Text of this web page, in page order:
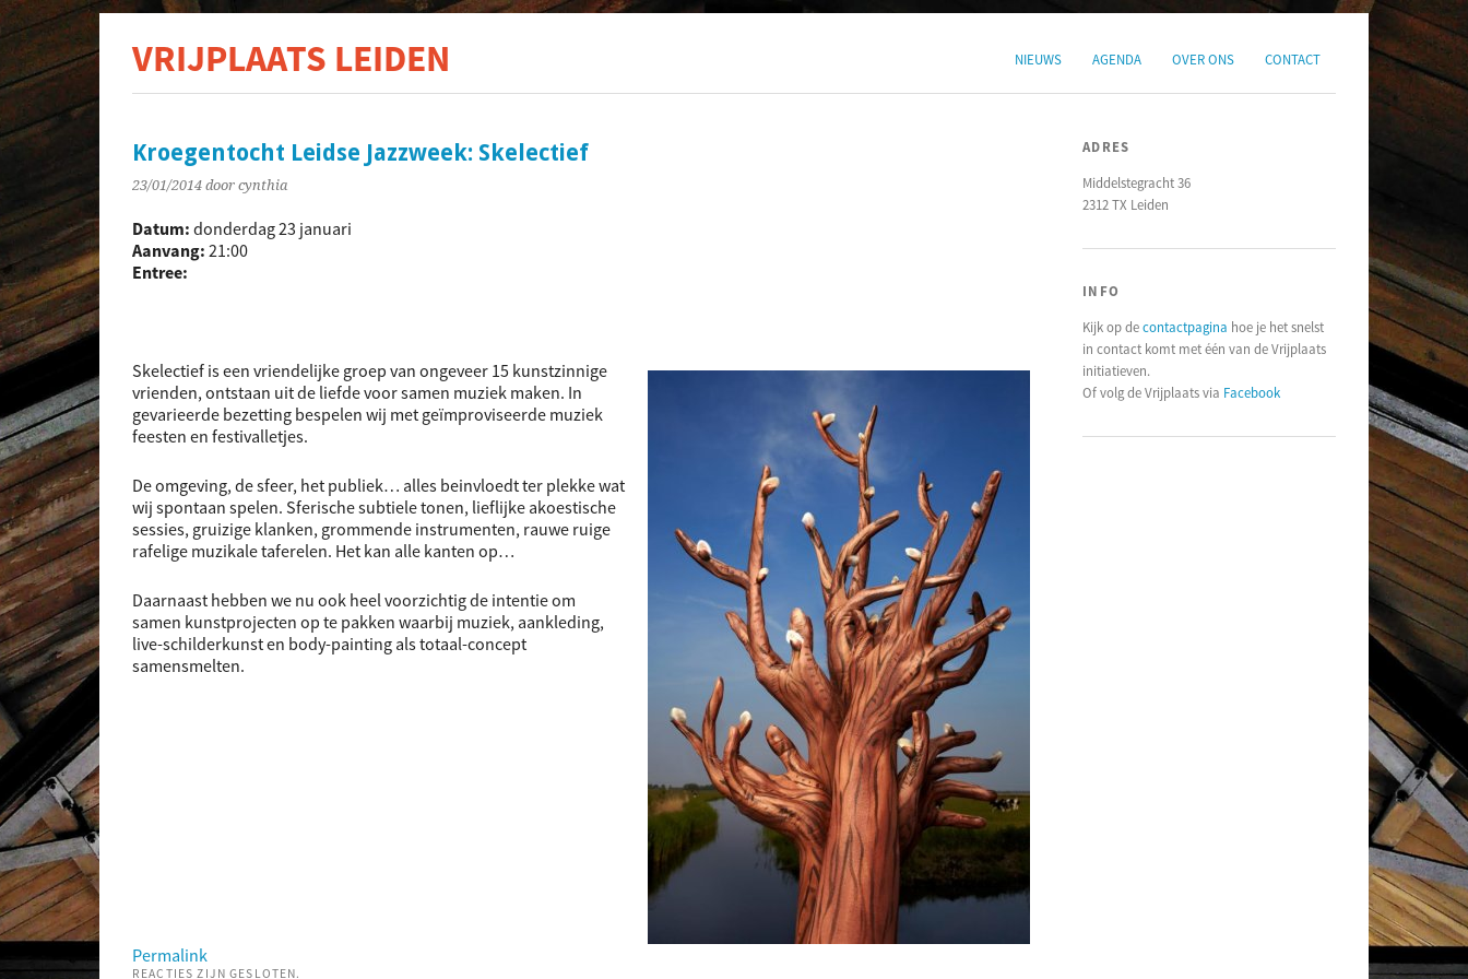
NIEUWS AGENDA OVER ONS CONTACT
VRIJPLAATS LEIDEN
Kroegentocht Leidse Jazzweek: Skelectief
23/01/2014 door cynthia
Datum: donderdag 23 januari
Aanvang: 21:00
Entree:
Skelectief is een vriendelijke groep van ongeveer 15 kunstzinnige
vrienden, ontstaan uit de liefde voor samen muziek maken. In
gevarieerde bezetting bespelen wij met geïmproviseerde muziek
feesten en festivalletjes.
De omgeving, de sfeer, het publiek… alles beinvloedt ter plekke wat
wij spontaan spelen. Sferische subtiele tonen, lieflijke akoestische
sessies, gruizige klanken, grommende instrumenten, rauwe ruige
rafelige muzikale taferelen. Het kan alle kanten op…
Daarnaast hebben we nu ook heel voorzichtig de intentie om
samen kunstprojecten op te pakken waarbij muziek, aankleding,
live-schilderkunst en body-painting als totaal-concept
samensmelten.
Permalink
REACTIES ZIJN GESLOTEN.
ADRES
Middelstegracht 36
2312 TX Leiden
INFO
Kijk op decontactpagina hoe je het snelst
in contact komt met één van de Vrijplaats
initiatieven.
Of volg de Vrijplaats via Facebook